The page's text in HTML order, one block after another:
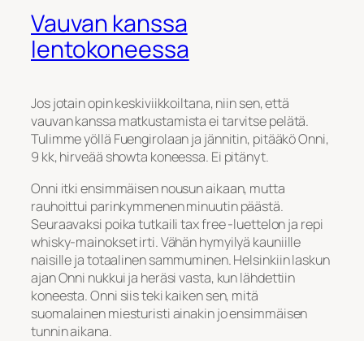
Vauvan kanssa
lentokoneessa
Jos jotain opin keskiviikkoiltana, niin sen, että
vauvan kanssa matkustamista ei tarvitse pelätä.
Tulimme yöllä Fuengirolaan ja jännitin, pitääkö Onni,
9 kk, hirveää showta koneessa. Ei pitänyt.
Onni itki ensimmäisen nousun aikaan, mutta
rauhoittui parinkymmenen minuutin päästä.
Seuraavaksi poika tutkaili tax free -luettelon ja repi
whisky-mainokset irti. Vähän hymyilyä kauniille
naisille ja totaalinen sammuminen. Helsinkiin laskun
ajan Onni nukkui ja heräsi vasta, kun lähdettiin
koneesta. Onni siis teki kaiken sen, mitä
suomalainen miesturisti ainakin jo ensimmäisen
tunnin aikana.